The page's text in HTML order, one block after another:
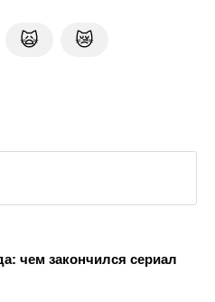
🙀 😿
чем закончился сериал